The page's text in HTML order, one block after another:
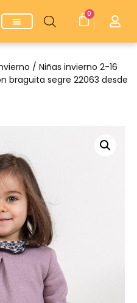
0
/ Niñas invierno 2-16
braguita segre 22063 desde